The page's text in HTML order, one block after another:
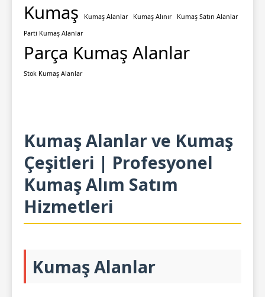
Kumaş Kumaş Alanlar Kumaş Alınır
Kumaş Satın Alanlar
Parti Kumaş Alanlar
Parça Kumaş Alanlar
Stok Kumaş Alanlar
Kumaş Alanlar ve Kumaş
Çeşitleri | Profesyonel
Kumaş Alım Satım
Hizmetleri
Kumaş Alanlar